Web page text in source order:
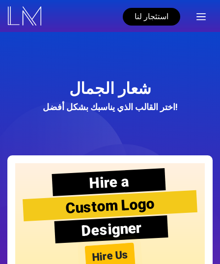
استئجار لنا
شعار الجمال
اختر القالب الذي يناسبك بشكل أفضل!
Hire a
Custom Logo
Designer
Hire Us